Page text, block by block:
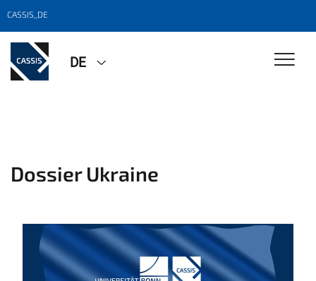
CASSIS_DE
DE
Dossier Ukraine